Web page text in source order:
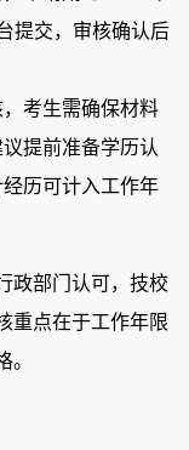
提交，审核确认后
考生需确保材料
提前准备学历认
历可计入工作年
政部门认可，技校
重点在于工作年限